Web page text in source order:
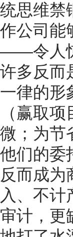
统思维禁
作公司能
——令人
许多反而
一律的形
（赢取
微；为节
他们的委
反而成为
入、不
审计，更